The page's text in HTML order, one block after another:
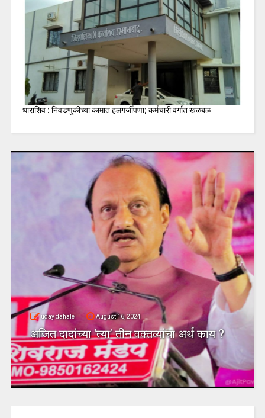
धाराशिव : निवडणुकीच्या कामात हलगर्जीपणा; कर्मचारी वर्गात खळबळ
uday dahale August 16, 2024
अजित दादांच्या ‘त्या’ तीन वक्तव्यांचा अर्थ काय ?